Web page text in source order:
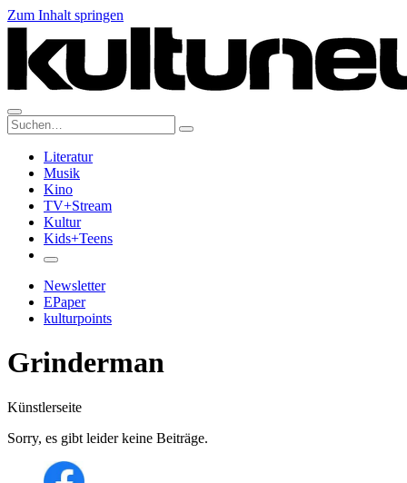
Zum Inhalt springen
Suche:
Literatur
Musik
Kino
TV+Stream
Kultur
Kids+Teens
Newsletter
EPaper
kulturpoints
Grinderman
Künstlerseite
Sorry, es gibt leider keine Beiträge.